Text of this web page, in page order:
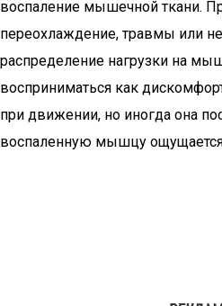
воспаление мышечной ткани.
переохлаждение, травмы или
распределение нагрузки на
восприниматься как
при движении, но иногда она
воспаленную мышцу